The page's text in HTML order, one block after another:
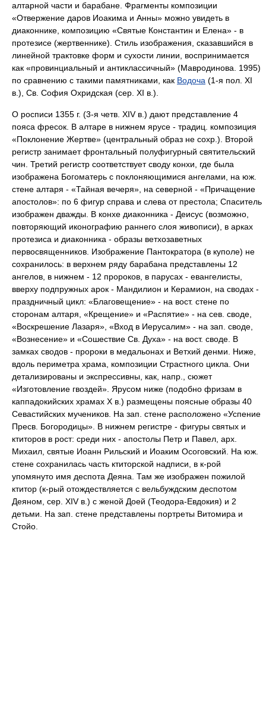
алтарной части и барабане. Фрагменты композиции
«Отвержение даров Иоакима и Анны» можно увидеть в
диаконнике, композицию «Святые Константин и Елена» - в
протезисе (жертвеннике). Стиль изображения, сказавшийся в
линейной трактовке форм и сухости линии, воспринимается
как «провинциальный и антиклассичный» (Мавродинова. 1995)
по сравнению с такими памятниками, как Водоча (1-я пол. XI
в.), Св. София Охридская (сер. XI в.).
О росписи 1355 г. (3-я четв. XIV в.) дают представление 4
пояса фресок. В алтаре в нижнем ярусе - традиц. композиция
«Поклонение Жертве» (центральный образ не сохр.). Второй
регистр занимает фронтальный полуфигурный святительский
чин. Третий регистр соответствует своду конхи, где была
изображена Богоматерь с поклоняющимися ангелами, на юж.
стене алтаря - «Тайная вечеря», на северной - «Причащение
апостолов»: по 6 фигур справа и слева от престола; Спаситель
изображен дважды. В конхе диаконника - Деисус (возможно,
повторяющий иконографию раннего слоя живописи), в арках
протезиса и диаконника - образы ветхозаветных
первосвященников. Изображение Пантократора (в куполе) не
сохранилось: в верхнем ряду барабана представлены 12
ангелов, в нижнем - 12 пророков, в парусах - евангелисты,
вверху подпружных арок - Мандилион и Керамион, на сводах -
праздничный цикл: «Благовещение» - на вост. стене по
сторонам алтаря, «Крещение» и «Распятие» - на сев. своде,
«Воскрешение Лазаря», «Вход в Иерусалим» - на зап. своде,
«Вознесение» и «Сошествие Св. Духа» - на вост. своде. В
замках сводов - пророки в медальонах и Ветхий денми. Ниже,
вдоль периметра храма, композиции Страстного цикла. Они
детализированы и экспрессивны, как, напр., сюжет
«Изготовление гвоздей». Ярусом ниже (подобно фризам в
каппадокийских храмах Х в.) размещены поясные образы 40
Севастийских мучеников. На зап. стене расположено «Успение
Пресв. Богородицы». В нижнем регистре - фигуры святых и
ктиторов в рост: среди них - апостолы Петр и Павел, арх.
Михаил, святые Иоанн Рильский и Иоаким Осоговский. На юж.
стене сохранилась часть ктиторской надписи, в к-рой
упомянуто имя деспота Деяна. Там же изображен пожилой
ктитор (к-рый отождествляется с вельбуждским деспотом
Деяном, сер. XIV в.) с женой Доей (Теодора-Евдокия) и 2
детьми. На зап. стене представлены портреты Витомира и
Стойо.